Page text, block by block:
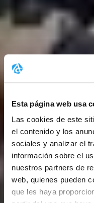
Esta página web usa
Las cookies de este
el contenido y los
sociales y analizar el
información sobre el
nuestros partners de
web, quienes pueden
que les haya